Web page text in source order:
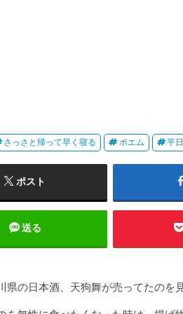
さっさと帰って早く寝る ポエム 平
ポスト
送る
県の日本酒、天狗舞が売ってたのを